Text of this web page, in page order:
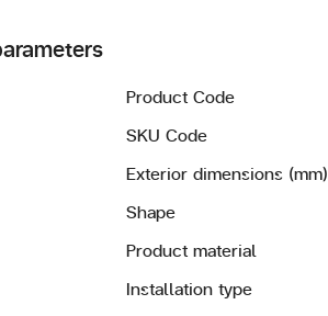
Product Code
SKU Code
Exterior dimensions (mm)
Shape
Product material
Installation type